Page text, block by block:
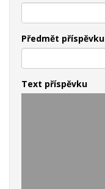
Předmět příspěvku
Text příspěvku